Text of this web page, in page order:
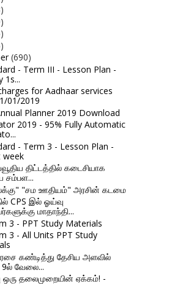
(690)
- Term III - Lesson Plan -
1s...
for Aadhaar services
01/2019
Planner 2019 Download
2019 - 95% Fully Automatic
- Term 3 - Lesson Plan -
week
திட்டத்தில் கடைசியாக
சம்பள...
"சம ஊதியம்" அரசின் கடமை
CPS இல் ஓய்வு
மாதாந்தி...
3 - PPT Study Materials
3 - All Units PPT Study
கண்டித்து தேசிய அளவில்
வேலை...
ஒரு தலைமுறையின் ஏக்கம்! -